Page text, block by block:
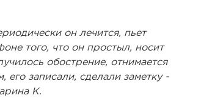
он лечится, пьет
того, что он простыл, носит
обострение, отнимается
его записали, сделали заметку -
К.